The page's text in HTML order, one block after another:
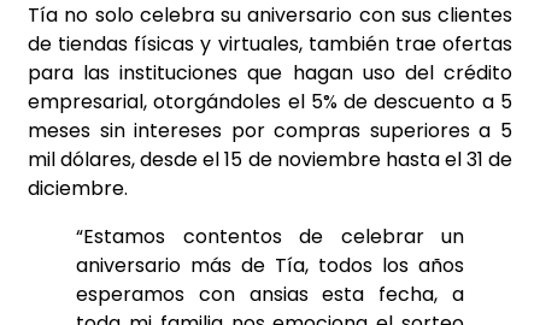
Tía no solo celebra su aniversario con sus clientes
de tiendas físicas y virtuales, también trae ofertas
para las instituciones que hagan uso del crédito
empresarial, otorgándoles el 5% de descuento a 5
meses sin intereses por compras superiores a 5
mil dólares, desde el 15 de noviembre hasta el 31 de
diciembre.
“Estamos contentos de celebrar un
aniversario más de Tía, todos los años
esperamos con ansias esta fecha, a